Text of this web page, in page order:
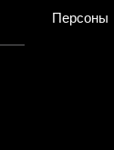
Персоны